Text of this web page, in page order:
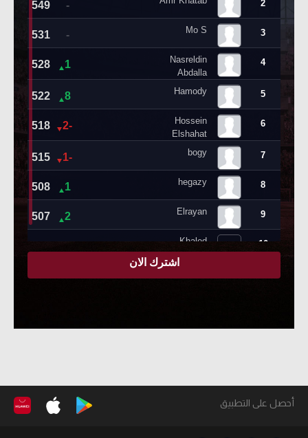
أحصل على التطبيق